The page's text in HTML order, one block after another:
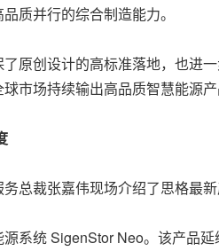
质并行的综合制造能力。
原创设计的高标准落地，也进
市场持续输出高品质智慧能源产
总裁张嘉伟现场介绍了思格最
系统 SigenStor Neo。该产品